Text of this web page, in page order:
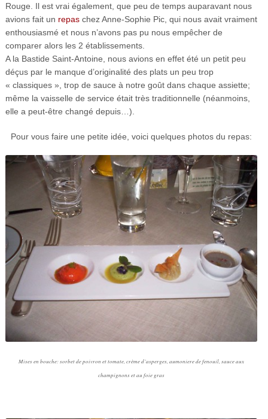
Rouge. Il est vrai également, que peu de temps auparavant nous
avions fait un repas chez Anne-Sophie Pic, qui nous avait vraiment
enthousiasmé et nous n’avons pas pu nous empêcher de
comparer alors les 2 établissements.
A la Bastide Saint-Antoine, nous avions en effet été un petit peu
déçus par le manque d’originalité des plats un peu trop
« classiques », trop de sauce à notre goût dans chaque assiette;
même la vaisselle de service était très traditionnelle (néanmoins,
elle a peut-être changé depuis…).
Pour vous faire une petite idée, voici quelques photos du repas:
Mises en bouche: sorbet de poivron et tomate, crème d’asperges, aumoniere de fenouil, sauce aux
champignons et au foie gras